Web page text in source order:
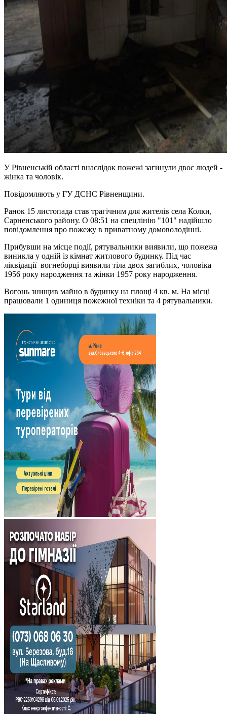
У Рівненській області внаслідок пожежі загинули двоє людей -
жінка та чоловік.
Повідомляють у ГУ ДСНС Рівненщини.
Ранок 15 листопада став трагічним для жителів села Колки,
Сарненського району. О 08:51 на спецлінію "101" надійшло
повідомлення про пожежу в приватному домоволодінні.
Прибувши на місце події, рятувальники виявили, що пожежа
виникла у одній із кімнат житлового будинку. Під час
ліквідації вогнеборці виявили тіла двох загиблих, чоловіка
1956 року народження та жінки 1957 року народження.
Вогонь знищив майно в будинку на площі 4 кв. м. На місці
працювали 1 одиниця пожежної техніки та 4 рятувальники.